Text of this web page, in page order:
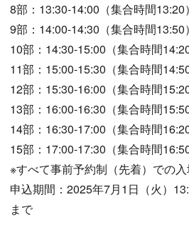
8部：13:30-14:00（集合時間13:20）
9部：14:00-14:30（集合時間13:50）
10部：14:30-15:00（集合時間14:20
11部：15:00-15:30（集合時間14:50
12部：15:30-16:00（集合時間15:20
13部：16:00-16:30（集合時間15:50
14部：16:30-17:00（集合時間16:20
15部：17:00-17:30（集合時間16:50
※すべて事前予約制（先着）での入
申込期間：2025年7月1日（火）
まで